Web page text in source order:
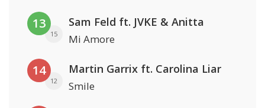
13
15
Sam Feld ft. JVKE & Anitta
Mi Amore
14
12
Martin Garrix ft. Carolina Liar
Smile